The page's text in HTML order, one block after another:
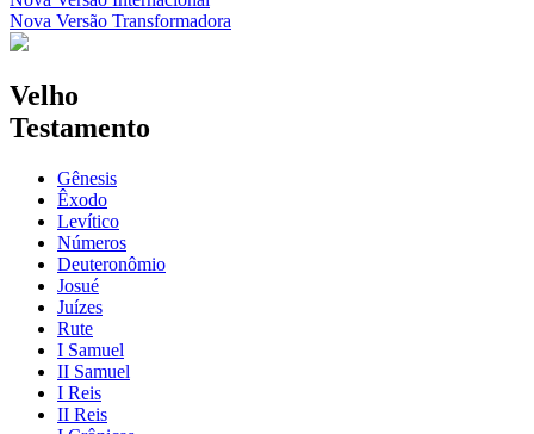
Nova Versão Transformadora
Velho
Testamento
Gênesis
Êxodo
Levítico
Números
Deuteronômio
Josué
Juízes
Rute
I Samuel
II Samuel
I Reis
II Reis